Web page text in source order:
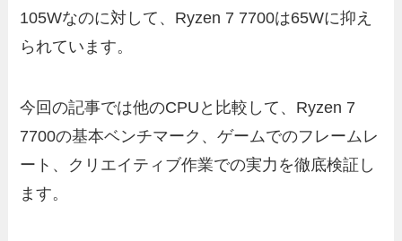
105Wなのに対して、Ryzen 7 7700は65Wに抑え
られています。
今回の記事では他のCPUと比較して、Ryzen 7
7700の基本ベンチマーク、ゲームでのフレームレ
ート、クリエイティブ作業での実力を徹底検証し
ます。